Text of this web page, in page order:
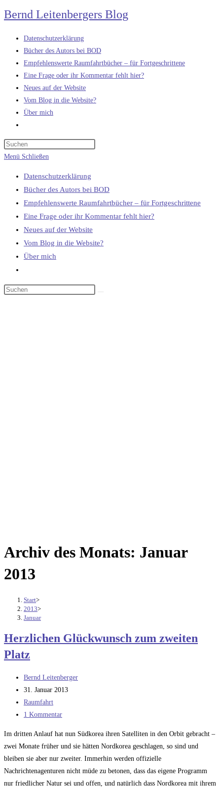
Zum
Inhalt
springen
Bernd Leitenbergers Blog
Datenschutzerklärung
Bücher des Autors bei BOD
Empfehlenswerte Raumfahrtbücher – für Fortgeschrittene
Eine Frage oder ihr Kommentar fehlt hier?
Neues auf der Website
Vom Blog in die Website?
Über mich
umschalten
Menü Schließen
Datenschutzerklärung
Bücher des Autors bei BOD
Empfehlenswerte Raumfahrtbücher – für Fortgeschrittene
Eine Frage oder ihr Kommentar fehlt hier?
Neues auf der Website
Vom Blog in die Website?
Über mich
umschalten
Archiv des Monats: Januar
2013
Start>
2013>
Januar
Herzlichen Glückwunsch zum zweiten
Platz
Beitrags-
Autor:
Bernd Leitenberger
Beitrag
veröffentlicht:
31. Januar 2013
Beitrags-
Kategorie:
Raumfahrt
Beitrags-
1 Kommentar
Im dritten Anlauf hat nun Südkorea ihren Satelliten in den Orbit gebracht –
zwei Monate früher und sie hätten Nordkorea geschlagen, so sind und
bleiben sie aber nur zweiter. Immerhin werden offizielle
Nachrichtenagenturen nicht müde zu betonen, dass das eigene Programm
nur friedlicher Natur sei und offen, und natürlich dass Nordkorea mit ihrem